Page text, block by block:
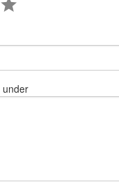
under